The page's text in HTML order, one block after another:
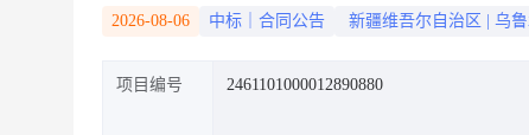
2026-08-06 中标｜合同公告 新疆维吾尔自治区 乌
项目编号 2461101000012890880